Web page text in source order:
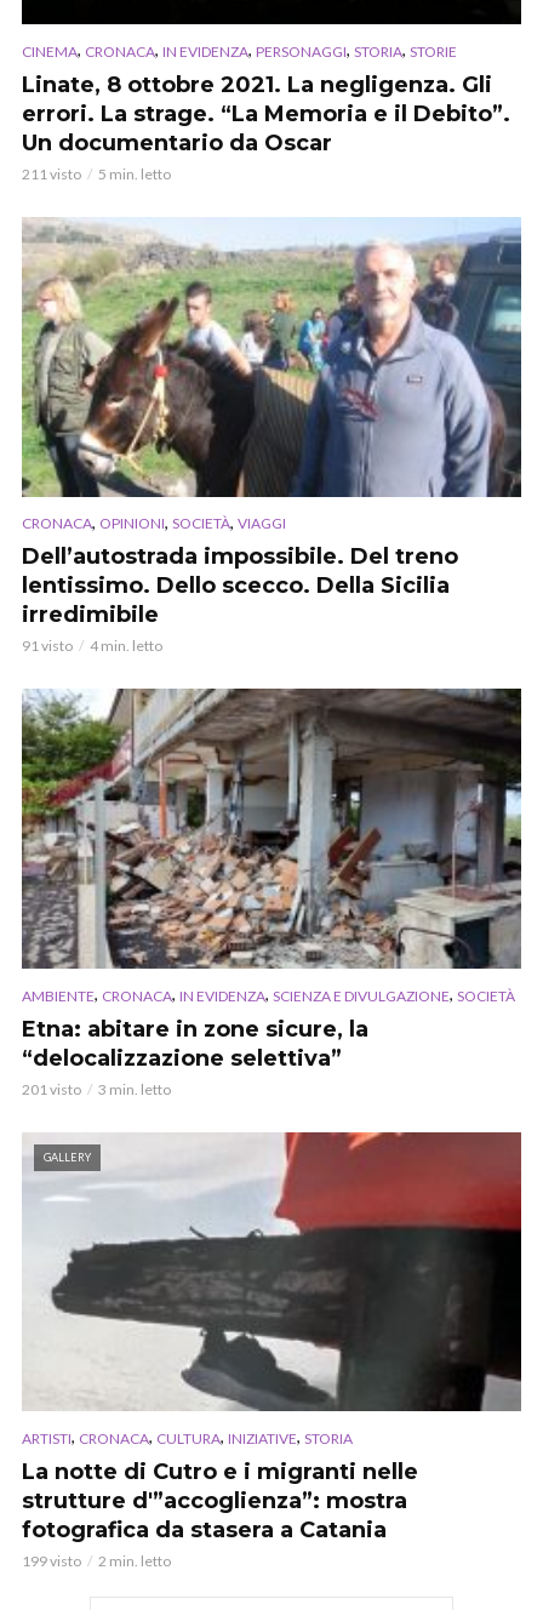
CINEMA, CRONACA, IN EVIDENZA, PERSONAGGI, STORIA, STORIE
Linate, 8 ottobre 2021. La negligenza. Gli
errori. La strage. “La Memoria e il Debito”.
Un documentario da Oscar
211 visto 5 min. letto
CRONACA, OPINIONI, SOCIETÀ, VIAGGI
Dell’autostrada impossibile. Del treno
lentissimo. Dello scecco. Della Sicilia
irredimibile
91 visto 4 min. letto
AMBIENTE, CRONACA, IN EVIDENZA, SCIENZA E DIVULGAZIONE, SOCIETÀ
Etna: abitare in zone sicure, la
“delocalizzazione selettiva”
201 visto 3 min. letto
GALLERY
ARTISTI, CRONACA, CULTURA, INIZIATIVE, STORIA
La notte di Cutro e i migranti nelle
strutture d'”accoglienza”: mostra
fotografica da stasera a Catania
199 visto 2 min. letto